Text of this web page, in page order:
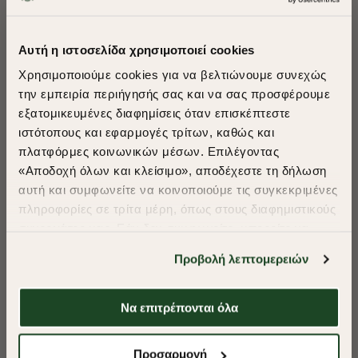
Αυτή η ιστοσελίδα χρησιμοποιεί cookies
Χρησιμοποιούμε cookies για να βελτιώνουμε συνεχώς
την εμπειρία περιήγησής σας και να σας προσφέρουμε
εξατομικευμένες διαφημίσεις όταν επισκέπτεστε
ιστότοπους και εφαρμογές τρίτων, καθώς και
πλατφόρμες κοινωνικών μέσων. Επιλέγοντας
«Αποδοχή όλων και κλείσιμο», αποδέχεστε τη δήλωση
αυτή και συμφωνείτε να κοινοποιούμε τις συγκεκριμένες
πληροφορίες σε τρίτα μέρη, όπως στους διαφημιστικούς
απαιτούμενα cookies» και θα περιοριστούμε
στα cookies και τις τεχνολογίες που είναι απολύτως
απαραίτητα για την ασφαλή απόδοση και
λειτουργικότητα της ιστοσελίδας μας. Ωστόσο, λάβετε
Προβολή λεπτομερειών
Να επιτρέπονται όλα
Προσαρμογή
​
A Season of Style
SUMMER SALE
Shop Now